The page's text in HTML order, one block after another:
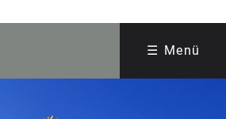
☰ Menü